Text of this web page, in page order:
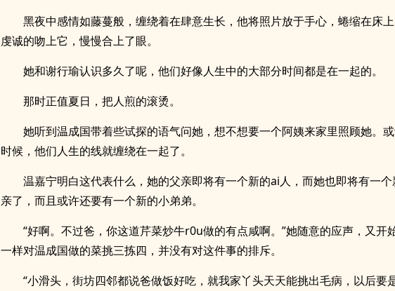
黑夜中感情如藤蔓般，缠绕着在肆意生长，他将照片放于手心，蜷缩在床
虔诚的吻上它，慢慢合上了眼。
她和谢行瑜认识多久了呢，他们好像人生中的大部分时间都是在一起的。
那时正值夏日，把人煎的滚烫。
她听到温成国带着些试探的语气问她，想不想要一个阿姨来家里照顾她。
时候，他们人生的线就缠绕在一起了。
温嘉宁明白这代表什么，她的父亲即将有一个新的ai人，而她也即将有一
亲了，而且或许还要有一个新的小弟弟。
“好啊。不过爸，你这道芹菜炒牛r0u做的有点咸啊。”她随意的应声，又开
一样对温成国做的菜挑三拣四，并没有对这件事的排斥。
“小滑头，街坊四邻都说爸做饭好吃，就我家丫头天天能挑出毛病，以后要